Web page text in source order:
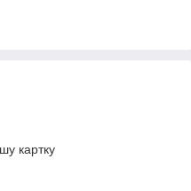
картку